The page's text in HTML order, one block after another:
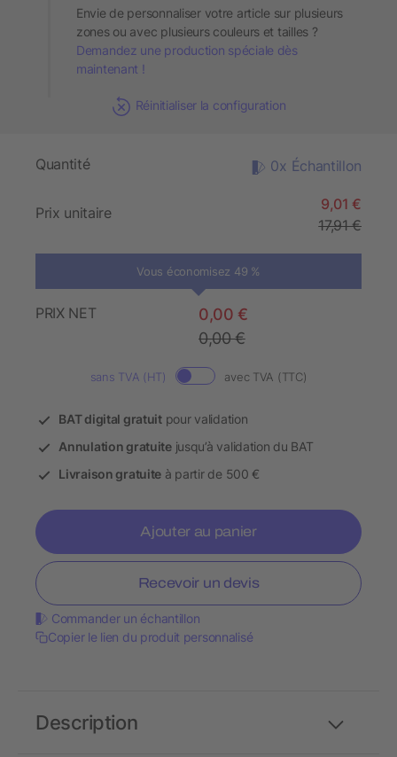
Envie de personnaliser votre article sur plusieurs
zones ou avec plusieurs couleurs et tailles ?
Demandez une production spéciale dès
maintenant !
Réinitialiser la configuration
Quantité 0x Échantillon
Prix unitaire
9,01 €
17,91 €
Vous économisez 49 %
PRIX NET
0,00 €
0,00 €
sans TVA (HT) avec TVA (TTC)
BAT digital gratuitpour validation
Annulation gratuitejusqu’à validation du BAT
Livraison gratuite à partir de 500 €
Ajouter au panier
Recevoir un devis
Commander un échantillon
Copier le lien du produit personnalisé
Description